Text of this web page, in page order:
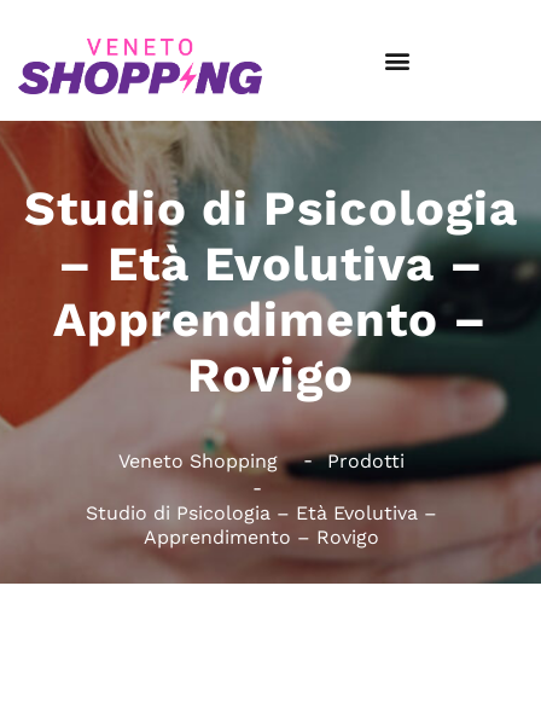
Studio di Psicologia
– Età Evolutiva –
Apprendimento –
Rovigo
Veneto Shopping Prodotti
Studio di Psicologia – Età Evolutiva –
Apprendimento – Rovigo